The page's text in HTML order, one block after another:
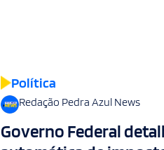
Política
Redação Pedra Azul News
Governo Federal